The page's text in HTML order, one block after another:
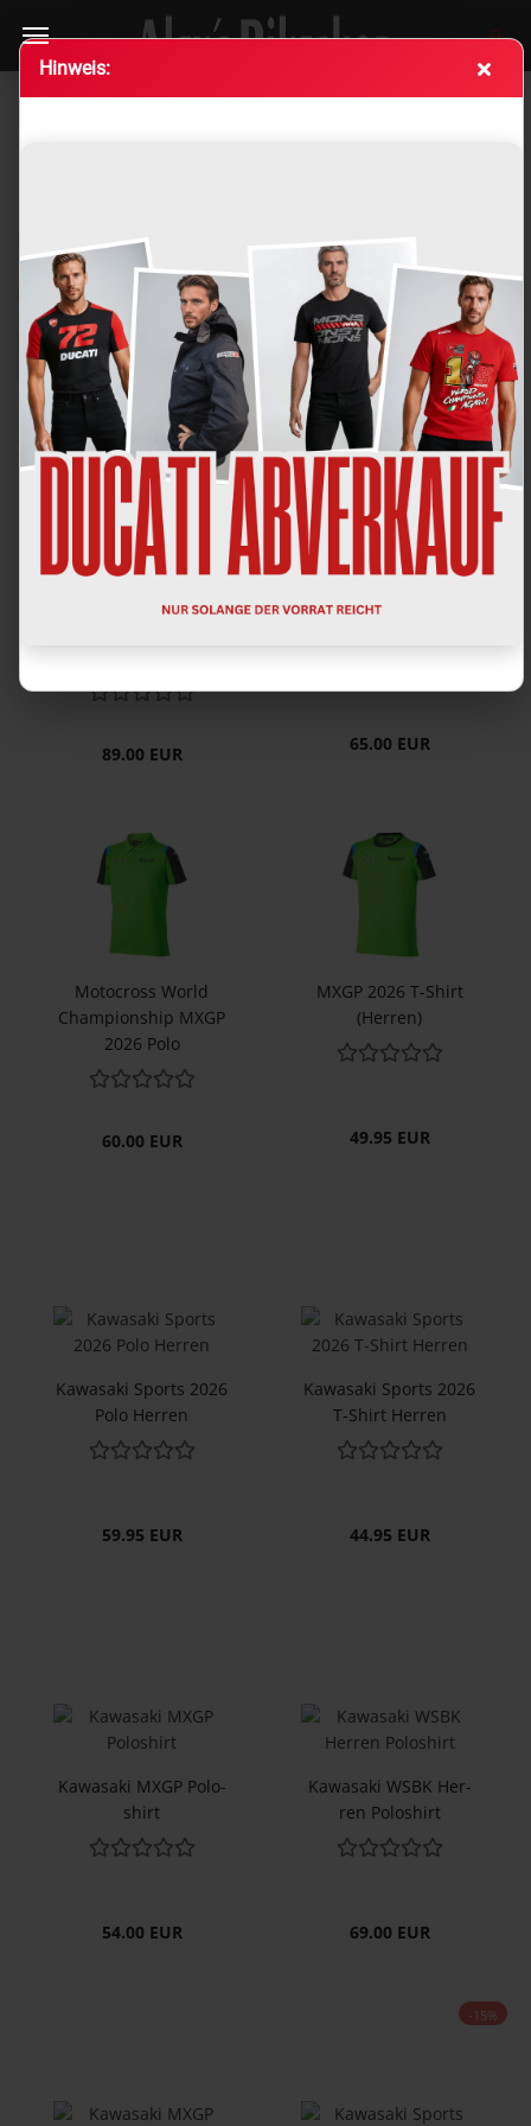
Hin­weis:
KAWASAKI HERREN SHIRTS &
Sortieren nach Alle Hersteller
16 pro Seite
pro Seite
1 2 »
Cham­pion­s­hip MXGP
89.00 EUR
Cham­pion­s­hip WSBK
65.00 EUR
Mo­to­cross World
Cham­pion­s­hip MXGP
2026 Polo
60.00 EUR
MXGP 2026 T-​Shirt
(Her­ren)
49.95 EUR
Ka­wa­sa­ki Sports 2026
Polo Her­ren
59.95 EUR
Ka­wa­sa­ki Sports 2026
T-​Shirt Her­ren
44.95 EUR
Ka­wa­sa­ki MXGP Po­lo­
shirt
54.00 EUR
Ka­wa­sa­ki WSBK Her­
ren Po­lo­shirt
69.00 EUR
-15%